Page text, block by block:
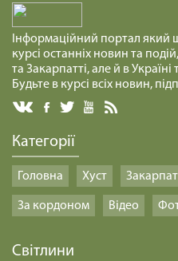
КАРТОННИЙ
29.01.2025
ПОБУТИ В
СЕРЦЕ ЛЮБОВІ
29.01.2025
Інформаційний портал який
курсі останніх новин та
та Закарпатті, але й в Україні
Будьте в курсі всіх новин,
Категорії
Головна Хуст
За кордоном Відео
Світлини